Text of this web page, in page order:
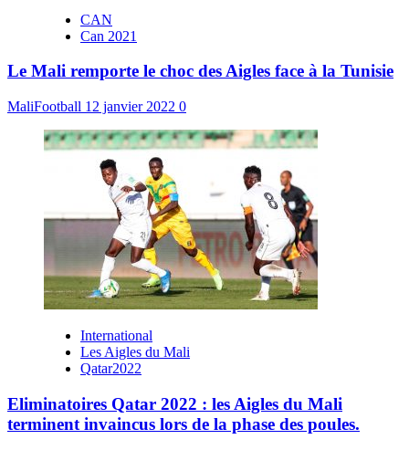
CAN
Can 2021
Le Mali remporte le choc des Aigles face à la Tunisie
MaliFootball 12 janvier 2022 0
International
Les Aigles du Mali
Qatar2022
Eliminatoires Qatar 2022 : les Aigles du Mali
terminent invaincus lors de la phase des poules.